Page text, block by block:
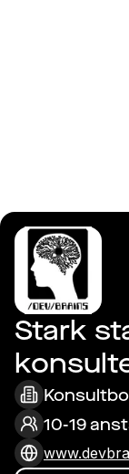
Stark
10-19